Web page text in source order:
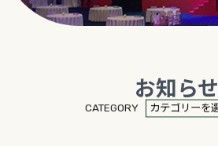
お知らせ
CATEGORY